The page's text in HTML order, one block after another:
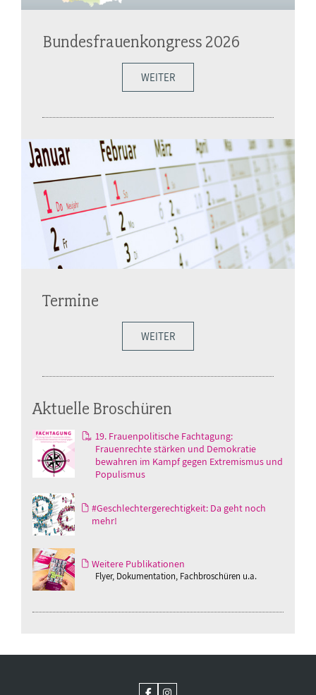
Bundesfrauenkongress 2026
WEITER
Termine
WEITER
Aktuelle Broschüren
19. Frauenpolitische Fachtagung:
Frauenrechte stärken und Demokratie
bewahren im Kampf gegen Extremismus und
Populismus
#Geschlechtergerechtigkeit: Da geht noch
mehr!
Weitere Publikationen
Flyer, Dokumentation, Fachbroschüren u.a.